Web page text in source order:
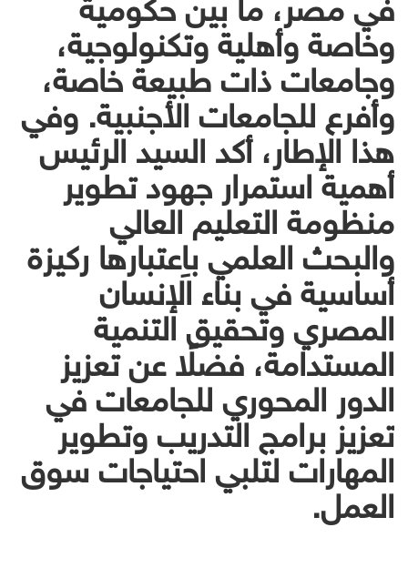
وخاصة وأهلية وتكنولوجية،
وجامعات ذات طبيعة خاصة،
وأفرع للجامعات الأجنبية. وفي
هذا الإطار، أكد السيد الرئيس
أهمية استمرار جهود تطوير
منظومة التعليم العالي
والبحث العلمي باِعتبارها ركيزة
أساسية في بناء الإنسان
المصري وتحقيق التنمية
المستدامة، فضلًا عن تعزيز
الدور المحوري للجامعات في
تعزيز برامج التدريب وتطوير
المهارات لتلبي احتياجات سوق
العمل.